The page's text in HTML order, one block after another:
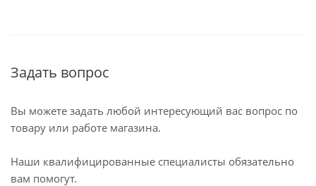
Задать вопрос
Вы можете задать любой интересующий вас вопрос по
товару или работе магазина.
Наши квалифицированные специалисты обязательно
вам помогут.